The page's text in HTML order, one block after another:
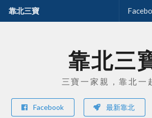
靠北三寶
靠北三
三寶一家親，靠北一
Facebook 最新靠北